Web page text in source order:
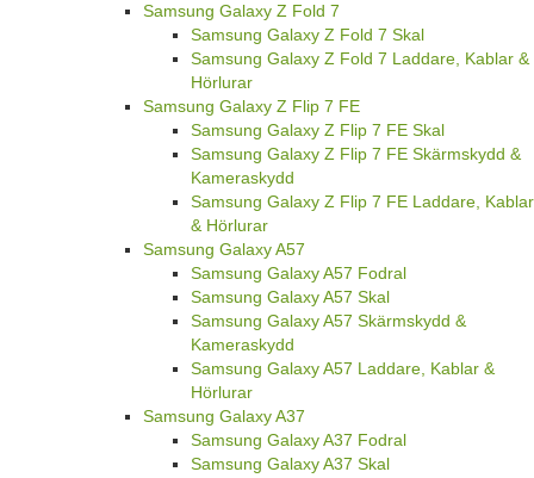
Samsung Galaxy Z Fold 7
Samsung Galaxy Z Fold 7 Skal
Samsung Galaxy Z Fold 7 Laddare, Kablar &
Hörlurar
Samsung Galaxy Z Flip 7 FE
Samsung Galaxy Z Flip 7 FE Skal
Samsung Galaxy Z Flip 7 FE Skärmskydd &
Kameraskydd
Samsung Galaxy Z Flip 7 FE Laddare, Kablar
& Hörlurar
Samsung Galaxy A57
Samsung Galaxy A57 Fodral
Samsung Galaxy A57 Skal
Samsung Galaxy A57 Skärmskydd &
Kameraskydd
Samsung Galaxy A57 Laddare, Kablar &
Hörlurar
Samsung Galaxy A37
Samsung Galaxy A37 Fodral
Samsung Galaxy A37 Skal